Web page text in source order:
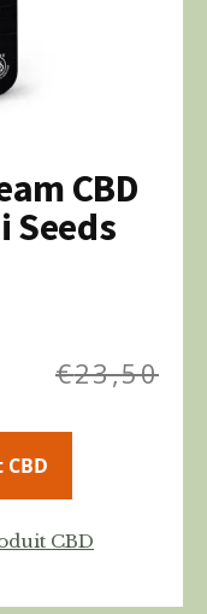
CBD
Seeds
€23,50
CBD